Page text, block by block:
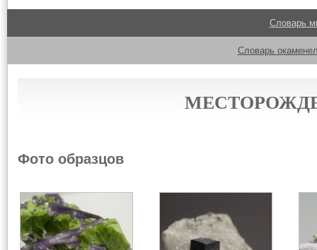
Словарь
Словарь
Фото образцов